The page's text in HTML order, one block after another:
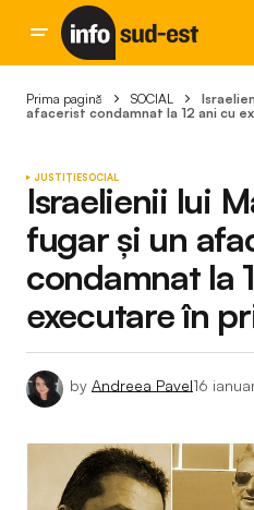
Prima pagină SOCIAL
afacerist condamnat la 12 ani cu
JUSTIȚIESOCIAL
Israelienii lui
fugar și un
condamnat la
executare în
by Andreea Pavel16